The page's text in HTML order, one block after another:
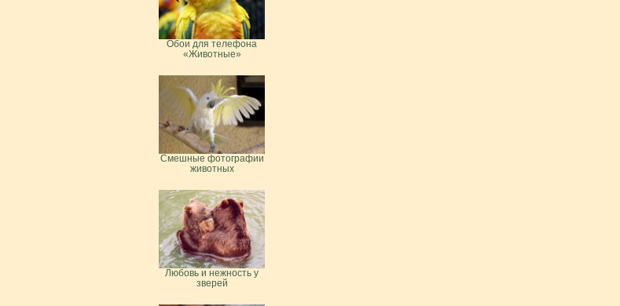
Обои для телефона
«Животные»
Смешные фотографии
животных
Любовь и нежность у
зверей